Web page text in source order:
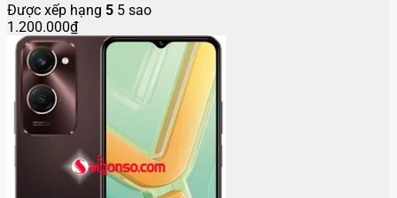
Được xếp hạng 5 5 sao
1.200.000₫